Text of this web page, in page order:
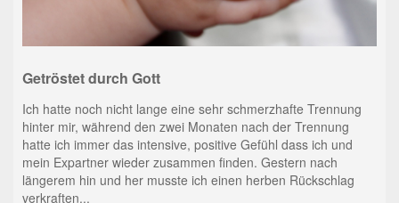
Getröstet durch Gott
Ich hatte noch nicht lange eine sehr schmerzhafte Trennung
hinter mir, während den zwei Monaten nach der Trennung
hatte ich immer das intensive, positive Gefühl dass ich und
mein Expartner wieder zusammen finden. Gestern nach
längerem hin und her musste ich einen herben Rückschlag
verkraften...